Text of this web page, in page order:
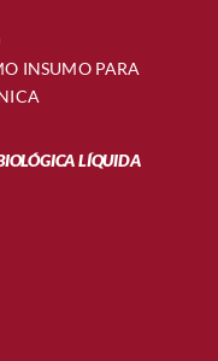
INSUMO PARA
LÍQUIDA